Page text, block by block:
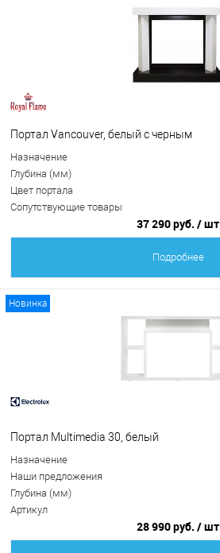
Портал Vancouver, белый с черным
Назначение
Глубина (мм)
Цвет портала
Сопутствующие товары
37 290 руб. / шт
Подробнее
Новинка
Портал Multimedia 30, белый
Назначение
Наши предложения
Глубина (мм)
Артикул
28 990 руб. / шт